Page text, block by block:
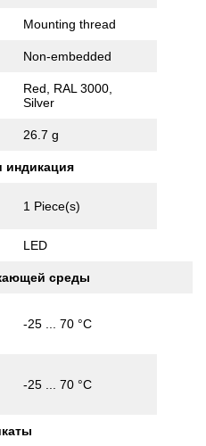
Mounting thread
Non-embedded
Red, RAL 3000,
Silver
26.7 g
индикация
1 Piece(s)
LED
среды
-25 ... 70 °C
-25 ... 70 °C